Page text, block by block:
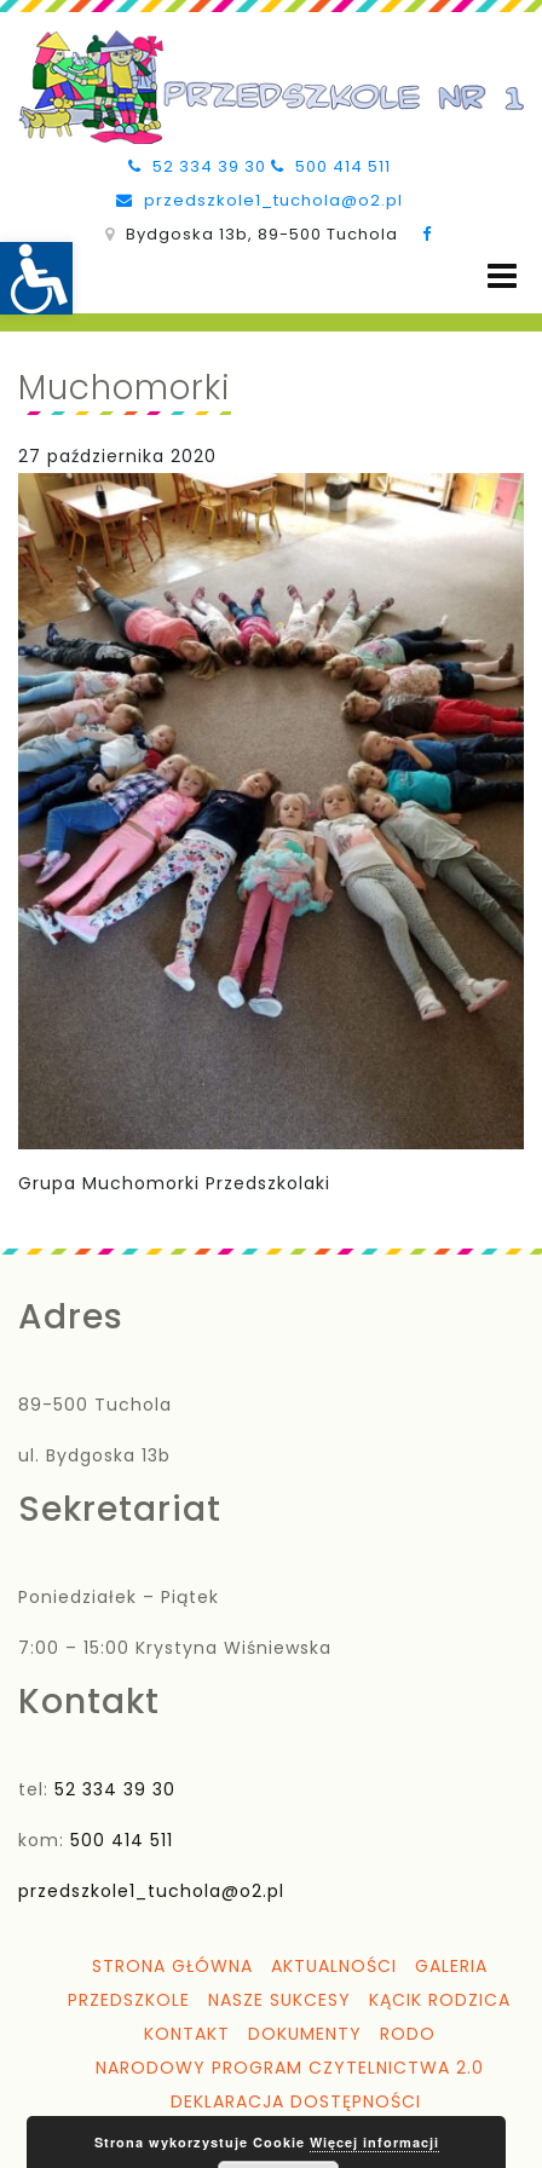
52 334 39 30
500 414 511
przedszkole1_tuchola@o2.pl
Bydgoska 13b, 89-500 Tuchola
Muchomorki
27 października 2020
Grupa Muchomorki Przedszkolaki
Adres
89-500 Tuchola
ul. Bydgoska 13b
Sekretariat
Poniedziałek – Piątek
7:00 – 15:00 Krystyna Wiśniewska
Kontakt
tel: 52 334 39 30
kom: 500 414 511
przedszkole1_tuchola@o2.pl
STRONA GŁÓWNA AKTUALNOŚCI
GALERIA
PRZEDSZKOLE
NASZE SUKCESY
KĄCIK RODZICA
KONTAKT
DOKUMENTY
RODO
NARODOWY PROGRAM CZYTELNICTWA 2.0
DEKLARACJA DOSTĘPNOŚCI
Strona wykorzystuje Cookie Więcej informacji